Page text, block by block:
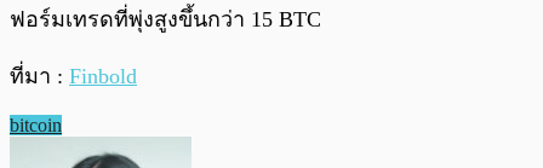
ฟอร์มเทรดที่พุ่งสูงขึ้นกว่า 15 BTC
ที่มา : Finbold
bitcoin